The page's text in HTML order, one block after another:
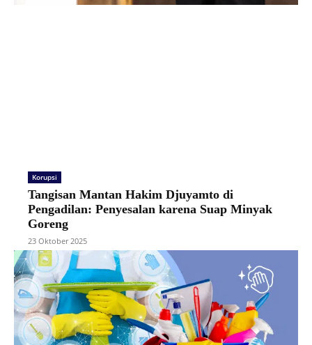
Korupsi
Tangisan Mantan Hakim Djuyamto di
Pengadilan: Penyesalan karena Suap Minyak
Goreng
23 Oktober 2025